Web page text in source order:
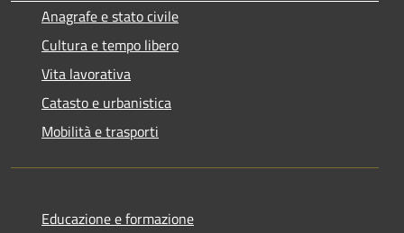
Anagrafe e stato civile
Cultura e tempo libero
Vita lavorativa
Catasto e urbanistica
Mobilità e trasporti
Educazione e formazione